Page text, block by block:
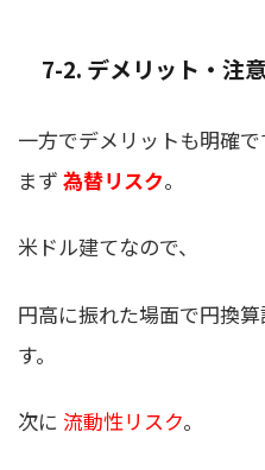
7-2. デメリット・注
一方でデメリットも明確で
まず 為替リスク。
米ドル建てなので、
円高に振れた場面で円換
す。
次に 流動性リスク。